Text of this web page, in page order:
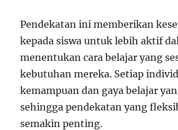
Pendekatan ini memberikan
kepada siswa untuk lebih aktif
menentukan cara belajar yang
kebutuhan mereka. Setiap
kemampuan dan gaya belajar
sehingga pendekatan yang
semakin penting.